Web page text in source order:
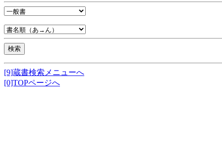
[9]蔵書検索メニューへ
[0]TOPページへ